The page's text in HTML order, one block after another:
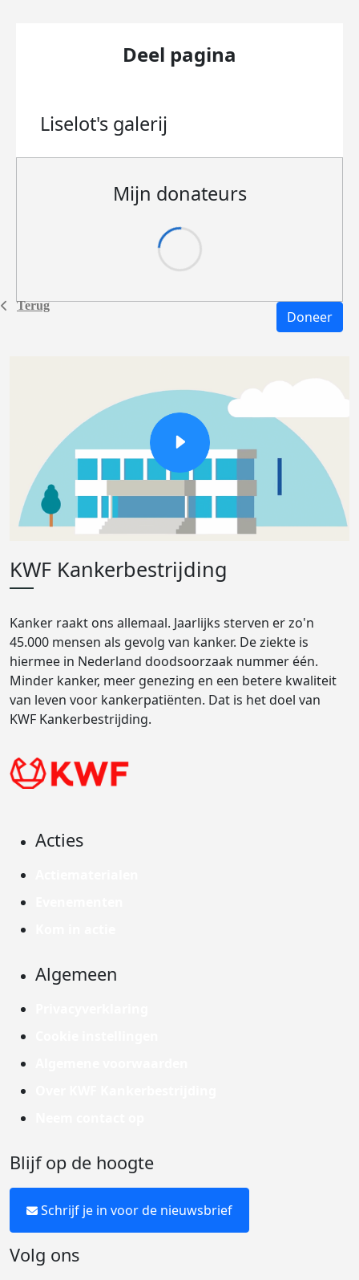
Terug
Deel pagina
Liselot's galerij
Mijn donateurs
Doneer
KWF Kankerbestrijding
Kanker raakt ons allemaal. Jaarlijks sterven er zo'n
45.000 mensen als gevolg van kanker. De ziekte is
hiermee in Nederland doodsoorzaak nummer één.
Minder kanker, meer genezing en een betere kwaliteit
van leven voor kankerpatiënten. Dat is het doel van
KWF Kankerbestrijding.
Acties
Algemeen
Blijf op de hoogte
Schrijf je in voor de nieuwsbrief
Volg ons